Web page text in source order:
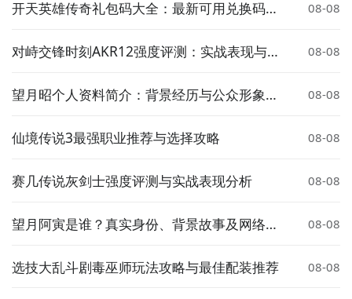
开天英雄传奇礼包码大全：最新可用兑换码汇
08-08
对峙交锋时刻AKR12强度评测：实战表现与武
08-08
望月昭个人资料简介：背景经历与公众形象解
08-08
仙境传说3最强职业推荐与选择攻略 08-08
赛几传说灰剑士强度评测与实战表现分析 08-08
望月阿寅是谁？真实身份、背景故事及网络热
08-08
选技大乱斗剧毒巫师玩法攻略与最佳配装推荐 08-08